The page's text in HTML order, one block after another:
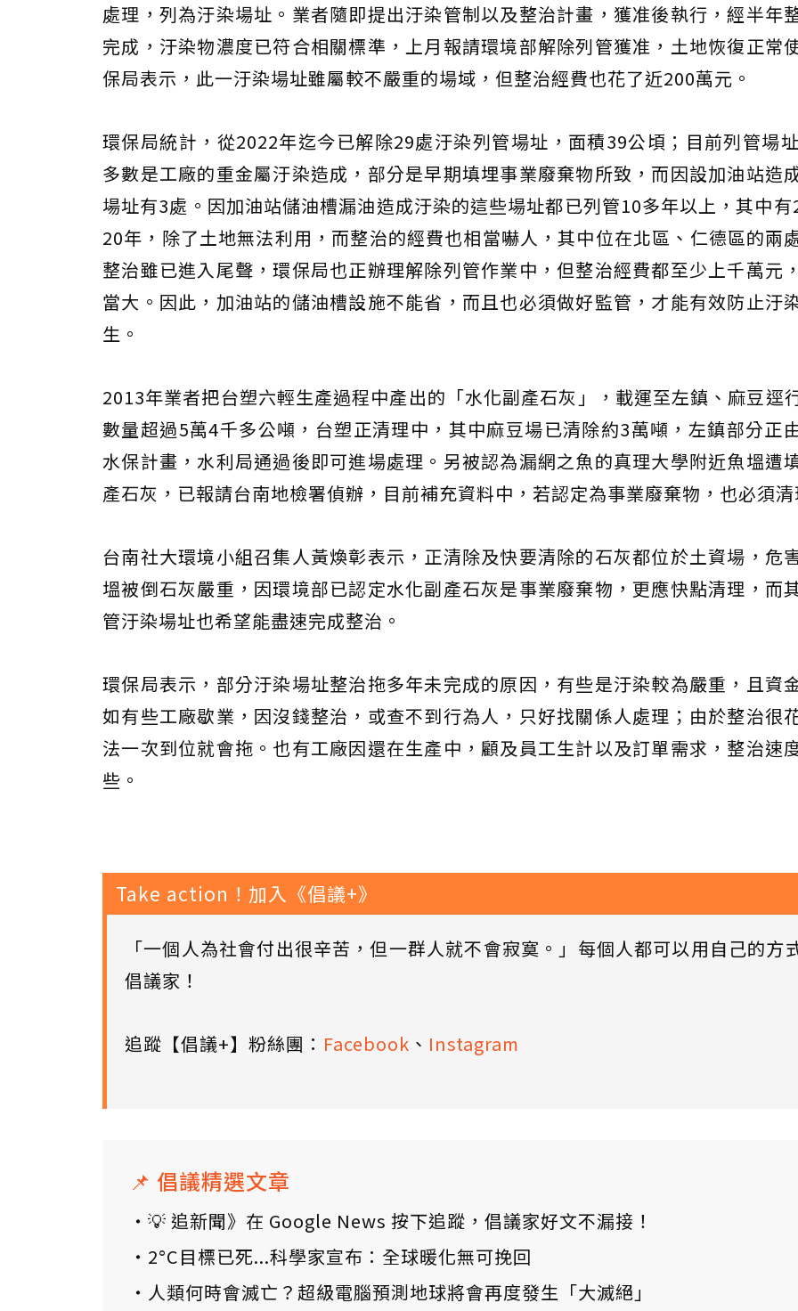
處理，列為汙染場址。業者隨即提出汙染管制以及整治計畫，獲准後執行，經半年
完成，汙染物濃度已符合相關標準，上月報請環境部解除列管獲准，土地恢復正常
保局表示，此一汙染場址雖屬較不嚴重的場域，但整治經費也花了近200萬元。
環保局統計，從2022年迄今已解除29處汙染列管場址，面積39公頃；目前列管場
多數是工廠的重金屬汙染造成，部分是早期填埋事業廢棄物所致，而因設加油站造
場址有3處。因加油站儲油槽漏油造成汙染的這些場址都已列管10多年以上，其中
20年，除了土地無法利用，而整治的經費也相當嚇人，其中位在北區、仁德區的兩
整治雖已進入尾聲，環保局也正辦理解除列管作業中，但整治經費都至少上千萬元
當大。因此，加油站的儲油槽設施不能省，而且也必須做好監管，才能有效防止汙
生。
2013年業者把台塑六輕生產過程中產出的「水化副產石灰」，載運至左鎮、麻豆逕
數量超過5萬4千多公噸，台塑正清理中，其中麻豆場已清除約3萬噸，左鎮部分正
水保計畫，水利局通過後即可進場處理。另被認為漏網之魚的真理大學附近魚塭遭
產石灰，已報請台南地檢署偵辦，目前補充資料中，若認定為事業廢棄物，也必須
台南社大環境小組召集人黃煥彰表示，正清除及快要清除的石灰都位於土資場，危
塭被倒石灰嚴重，因環境部已認定水化副產石灰是事業廢棄物，更應快點清理，而
管汙染場址也希望能盡速完成整治。
環保局表示，部分汙染場址整治拖多年未完成的原因，有些是汙染較為嚴重，且資
如有些工廠歇業，因沒錢整治，或查不到行為人，只好找關係人處理；由於整治很
法一次到位就會拖。也有工廠因還在生產中，顧及員工生計以及訂單需求，整治速
些。
Take action！加入《倡議+》
「一個人為社會付出很辛苦，但一群人就不會寂寞。」每個人都可以用自己的方
倡議家！
追蹤【倡議+】粉絲團： Facebook 、 Instagram
📌 倡議精選文章
💡 追新聞》在 Google News 按下追蹤，倡議家好文不漏接！
2°C目標已死...科學家宣布：全球暖化無可挽回
人類何時會滅亡？超級電腦預測地球將會再度發生「大滅絕」